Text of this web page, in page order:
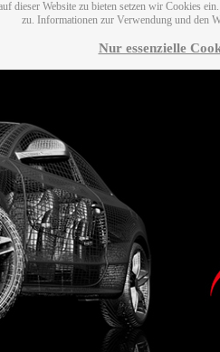
dieser Website zu bieten setzen wir Cookies
zu. Informationen zur Verwendung und den
Nur essenzielle